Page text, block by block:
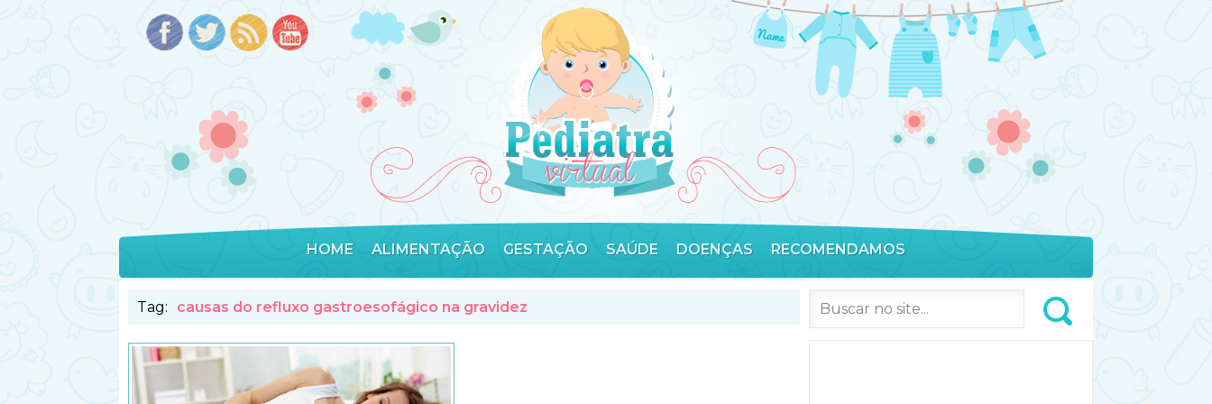
HOME ALIMENTAÇÃO GESTAÇÃO SAÚDE DOENÇAS RECOMENDAMOS
Tag: causas do refluxo gastroesofágico na gravidez